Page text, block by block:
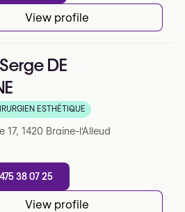
View profile
DE
5 sur Google
ESTHÉTIQUE
17, 1420 Braine-l'Alleud
38 07 25
View profile